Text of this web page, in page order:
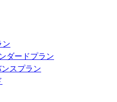
ン
ダードプラン
スプラン